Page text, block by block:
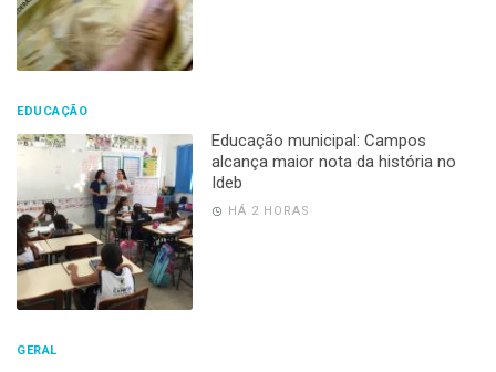
EDUCAÇÃO
Educação municipal: Campos
alcança maior nota da história no
Ideb
HÁ 2 HORAS
GERAL